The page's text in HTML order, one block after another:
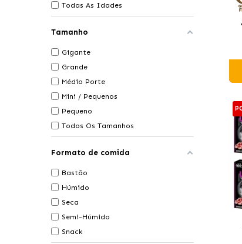
Todas As Idades
Tamanho
Gigante
Grande
Médio Porte
Mini / Pequenos
Pequeno
Todos Os Tamanhos
Formato de comida
Bastão
Húmido
Seca
Semi-Húmido
Snack